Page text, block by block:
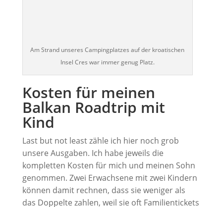
Am Strand unseres Campingplatzes auf der kroatischen
Insel Cres war immer genug Platz.
Kosten für meinen
Balkan Roadtrip mit
Kind
Last but not least zähle ich hier noch grob
unsere Ausgaben. Ich habe jeweils die
kompletten Kosten für mich und meinen Sohn
genommen. Zwei Erwachsene mit zwei Kindern
können damit rechnen, dass sie weniger als
das Doppelte zahlen, weil sie oft Familientickets